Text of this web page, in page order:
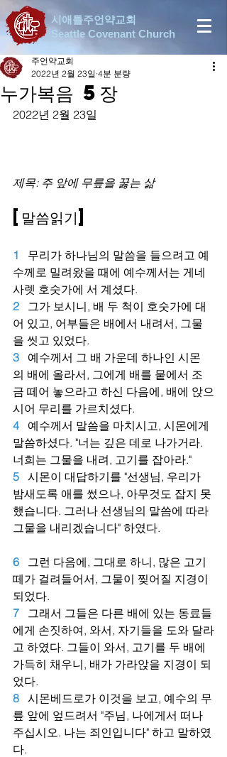
시애틀주언약교회
Seattle Covenant Church
누가복음 5장
주언약교회
2022년 2월 23일 4분 분량
2022년 2월 23일
제목: 주 앞에 무릎을 꿇는 삶
[말씀읽기]
1 무리가 하나님의 말씀을 들으려고 예
수께로 밀려왔을 때에 예수께서는 게네
사렛 호숫가에 서 계셨다.
2
그가 보시니, 배 두 척이 호숫가에 대
어 있고, 어부들은 배에서 내려서, 그물
을 씻고 있었다.
3
예수께서 그 배 가운데 하나인 시몬
의 배에 올라서, 그에게 배를 뭍에서 조
금 떼어 놓으라고 하신 다음에, 배에 앉으
시어 무리를 가르치셨다.
4
예수께서 말씀을 마치시고, 시몬에게
말씀하셨다. "너는 깊은 데로 나가거라.
너희는 그물을 내려, 고기를 잡아라."
5 시몬이 대답하기를 "선생님, 우리가
밤새도록 애를 썼으나, 아무것도 잡지 못
했습니다. 그러나 선생님의 말씀에 따라
그물을 내리겠습니다" 하였다.
6
그런 다음에, 그대로 하니, 많은 고기
떼가 걸려들어서, 그물이 찢어질 지경이
되었다.
7
그래서 그들은 다른 배에 있는 동료들
에게 손짓하여, 와서, 자기들을 도와 달라
고 하였다. 그들이 와서, 고기를 두 배에
가득히 채우니, 배가 가라앉을 지경이 되
었다.
8 시몬베드로가 이것을 보고, 예수의 무
릎 앞에 엎드려서 "주님, 나에게서 떠나
주십시오. 나는 죄인입니다" 하고 말하였
다.